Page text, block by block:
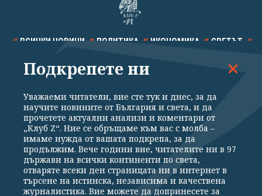
ВСИЧКИ НОВИНИ ПОЛИТИКА ИКОНОМИКА СВЕТЪТ
СПОРТ КУЛТУРА ТЕХНОЛОГИИ КАЛЕЙДОСКОП
Общи условия
Политика за поверителност
Реклама
Партньори Контакти
За Клуб Z
Екип
Подкрепете ни
Подкрепете ни
Уважаеми читатели, вие сте тук и днес, за да
научите новините от България и света, и да
прочетете актуални анализи и коментари от
„Клуб Z“. Ние се обръщаме към вас с молба –
имаме нужда от вашата подкрепа, за да
продължим. Вече години вие, читателите ни в 97
държави на всички континенти по света,
отваряте всеки ден страницата ни в интернет в
търсене на истинска, независима и качествена
журналистика. Вие можете да допринесете за